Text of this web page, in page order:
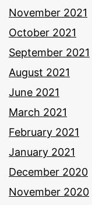
November 2021
October 2021
September 2021
August 2021
June 2021
March 2021
February 2021
January 2021
December 2020
November 2020